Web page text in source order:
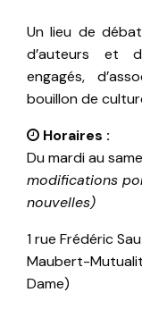
Un lieu de
d’auteurs et
engagés,
bouillon de
Horaires :
Du mardi au
modifications
nouvelles)
1 rue Frédéric
Maubert-
Dame)